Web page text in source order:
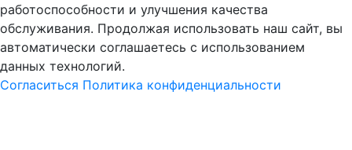
работоспособности и улучшения качества
обслуживания. Продолжая использовать наш сайт, вы
автоматически соглашаетесь с использованием
данных технологий.
Согласиться Политика конфиденциальности